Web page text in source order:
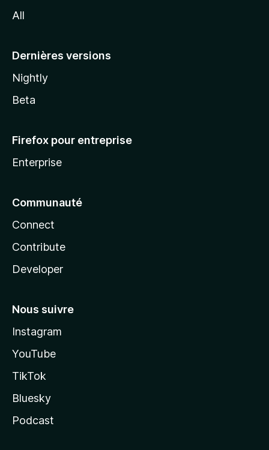
lAll
Dernières versions
Nightly
Beta
Firefox pour entreprise
Enterprise
Communauté
Connect
Contribute
Developer
Nous suivre
Instagram
YouTube
TikTok
Bluesky
Podcast